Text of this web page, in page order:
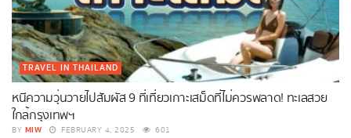
TRAVEL IN THAILAND
หนีความวุ่นวายไปสัมผัส 9 ที่เที่ยวเกาะเสม็ดที่ไม่ควรพลาด! ทะเลสวย
ใกล้กรุงเทพฯ
BY MIW FEBRUARY 4, 2025 601